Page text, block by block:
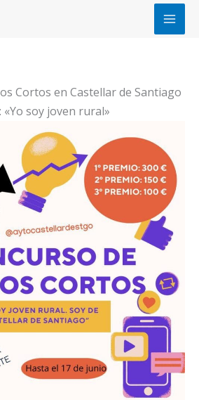
Cortos en Castellar de Santiago
«Yo soy joven rural»